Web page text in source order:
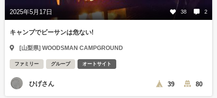
2025年5月17日 38 2
キャンプでビーサンは危ない!
[山梨県] WOODSMAN CAMPGROUND
ファミリー グループ オートサイト
ひげさん 39 80